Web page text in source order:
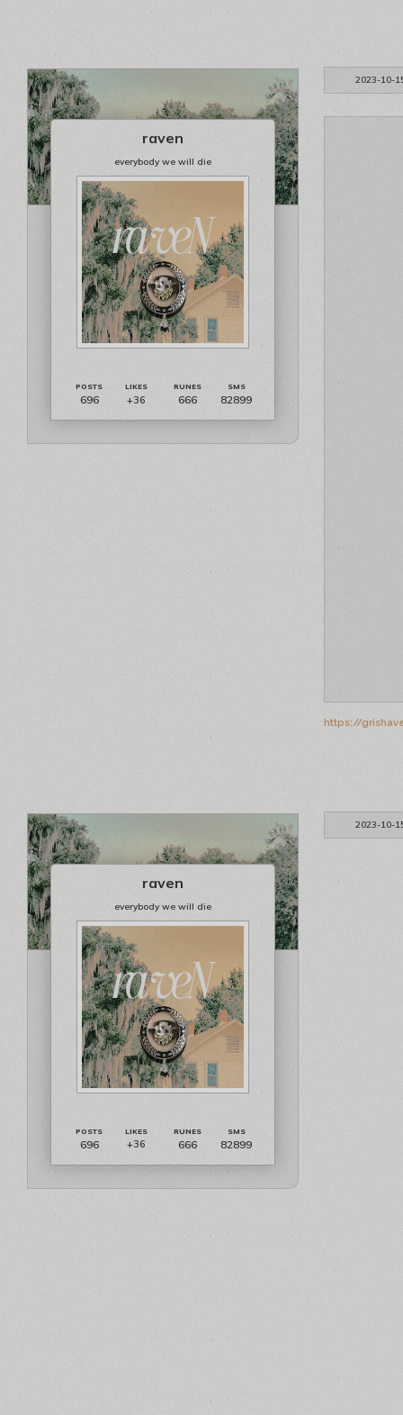
2023-10-
raven
everybody we will die
696 +36 666 82899
https://
2023-10-
raven
everybody we will die
696 +36 666 82899